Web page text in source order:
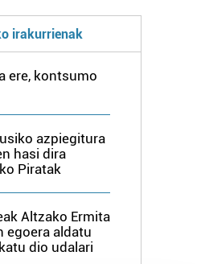
irakurrienak
ere, kontsumo
azpiegitura
hasi dira
Piratak
Altzako Ermita
egoera aldatu
dio udalari